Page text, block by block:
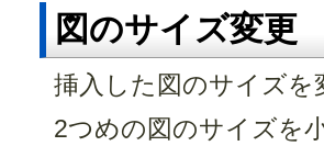
図のサイズ変更
挿入した図のサイズを
2つめの図のサイズを